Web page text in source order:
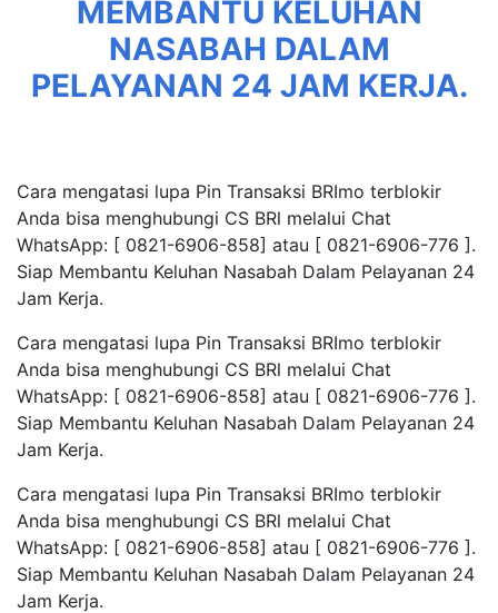
MEMBANTU KELUHAN
NASABAH DALAM
PELAYANAN 24 JAM KERJA.
Cara mengatasi lupa Pin Transaksi BRImo terblokir
Anda bisa menghubungi CS BRl melalui Chat
WhatsApp: [ 0821-6906-858] atau [ 0821-6906-776 ].
Siap Membantu Keluhan Nasabah Dalam Pelayanan 24
Jam Kerja.
Cara mengatasi lupa Pin Transaksi BRImo terblokir
Anda bisa menghubungi CS BRl melalui Chat
WhatsApp: [ 0821-6906-858] atau [ 0821-6906-776 ].
Siap Membantu Keluhan Nasabah Dalam Pelayanan 24
Jam Kerja.
Cara mengatasi lupa Pin Transaksi BRImo terblokir
Anda bisa menghubungi CS BRl melalui Chat
WhatsApp: [ 0821-6906-858] atau [ 0821-6906-776 ].
Siap Membantu Keluhan Nasabah Dalam Pelayanan 24
Jam Kerja.